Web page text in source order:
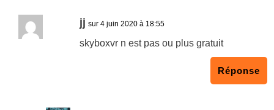
jj sur 4 juin 2020 à 18:55
skyboxvr n est pas ou plus gratuit
Réponse